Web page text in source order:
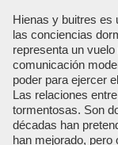
Hienas y buitres es
las conciencias
representa un
comunicación
poder para ejercer
Las relaciones
tormentosas. Son
décadas han
han mejorado, pero